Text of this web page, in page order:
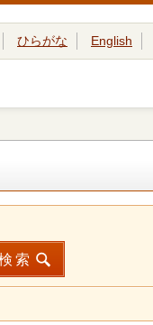
ひらがな English
索